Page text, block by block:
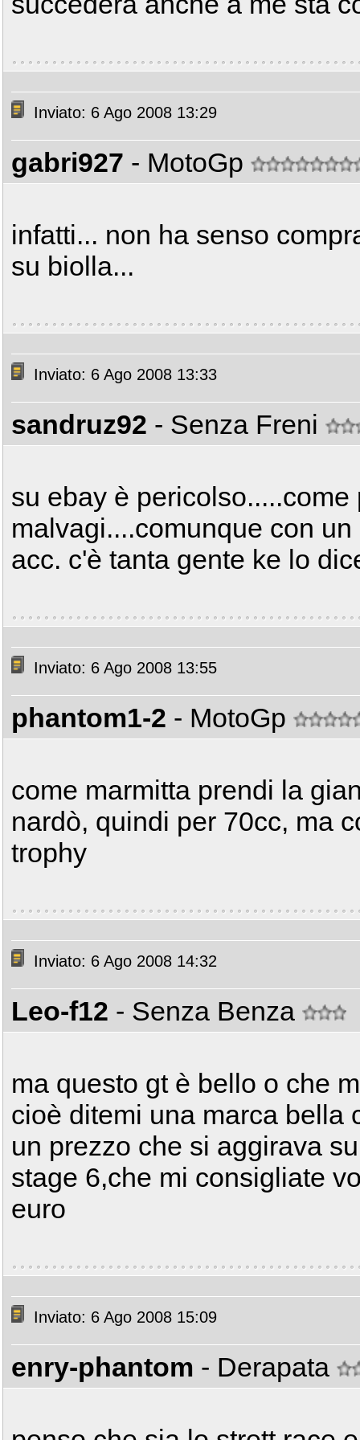
Inviato: 6 Ago 2008 13:29
gabri927 - MotoGp
infatti... non ha senso
su biolla...
Inviato: 6 Ago 2008 13:33
sandruz92 - Senza Freni
su ebay è
malvagi....comunque con
acc. c'è tanta gente ke lo
Inviato: 6 Ago 2008 13:55
phantom1-2 - MotoGp
come marmitta prendi la
nardò, quindi per 70cc, ma
trophy
Inviato: 6 Ago 2008 14:32
Leo-f12 - Senza Benza
ma questo gt è bello o che
cioè ditemi una marca bella
un prezzo che si aggirava
stage 6,che mi consigliate
euro
Inviato: 6 Ago 2008 15:09
enry-phantom - Derapata